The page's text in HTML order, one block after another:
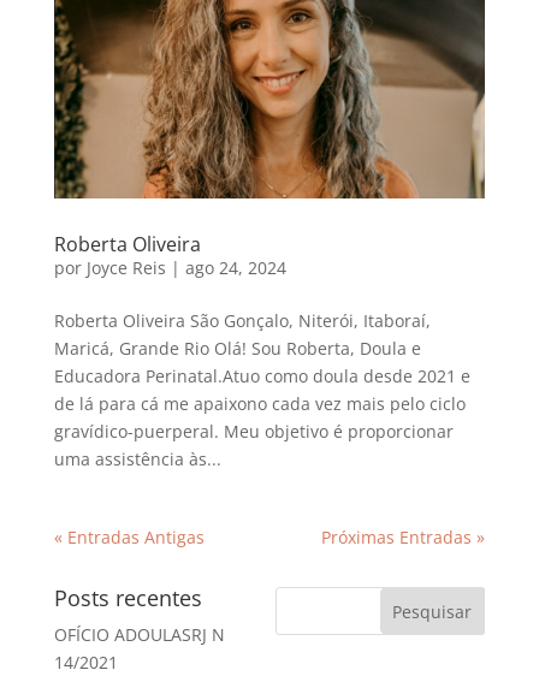
Roberta Oliveira
por Joyce Reis | ago 24, 2024
Roberta Oliveira São Gonçalo, Niterói, Itaboraí,
Maricá, Grande Rio Olá! Sou Roberta, Doula e
Educadora Perinatal.Atuo como doula desde 2021 e
de lá para cá me apaixono cada vez mais pelo ciclo
gravídico-puerperal. Meu objetivo é proporcionar
uma assistência às...
« Entradas Antigas Próximas Entradas »
Posts recentes
OFÍCIO ADOULASRJ N
14/2021